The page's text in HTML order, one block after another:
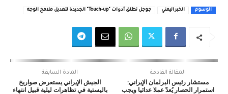
الوسوم الخبر اليمني جوجل تطلق أدوات "Touch-up" الجديدة لتعديل ملامح الوجه
المادة السابقة
الجيش الإيراني يستعرض صواريخ
باليستية في تظاهرات ليلية قبيل انتهاء
المقالة القادمة
مستشار رئيس البرلمان الإيراني:
استمرار الحصار يُعدّ عملا عدائيا ويجب